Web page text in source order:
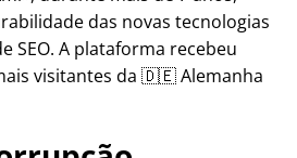
das novas tecnologias
SEO. A plataforma recebeu
visitantes da 🇩🇪 Alemanha